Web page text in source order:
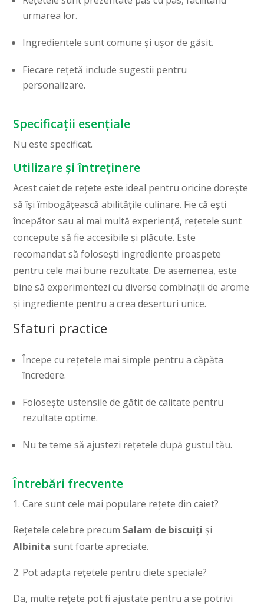
urmarea lor.
Ingredientele sunt comune și ușor de găsit.
Fiecare rețetă include sugestii pentru
personalizare.
Specificații esențiale
Nu este specificat.
Utilizare și întreținere
Acest caiet de rețete este ideal pentru oricine dorește
să își îmbogățească abilitățile culinare. Fie că ești
începător sau ai mai multă experiență, rețetele sunt
concepute să fie accesibile și plăcute. Este
recomandat să folosești ingrediente proaspete
pentru cele mai bune rezultate. De asemenea, este
bine să experimentezi cu diverse combinații de arome
și ingrediente pentru a crea deserturi unice.
Sfaturi practice
Începe cu rețetele mai simple pentru a căpăta
încredere.
Folosește ustensile de gătit de calitate pentru
rezultate optime.
Nu te teme să ajustezi rețetele după gustul tău.
Întrebări frecvente
1. Care sunt cele mai populare rețete din caiet?
Rețetele celebre precum Salam de biscuiți și
Albinita sunt foarte apreciate.
2. Pot adapta rețetele pentru diete speciale?
Da, multe rețete pot fi ajustate pentru a se potrivi